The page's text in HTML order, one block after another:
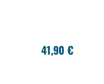
41,90 €